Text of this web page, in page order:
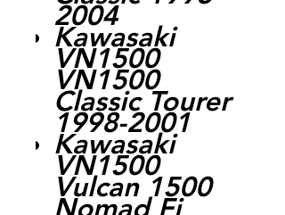
2004
Kawasaki
VN1500
VN1500
Classic Tourer
1998-2001
Kawasaki
VN1500
Vulcan 1500
Nomad Fi